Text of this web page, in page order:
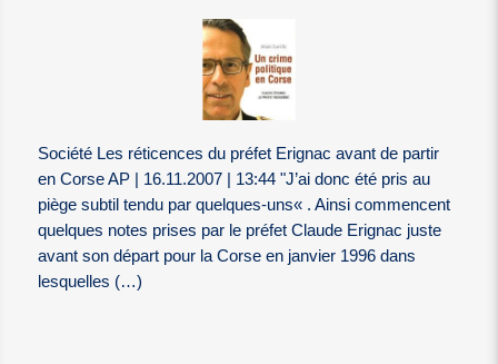
Société Les réticences du préfet Erignac avant de partir
en Corse AP | 16.11.2007 | 13:44 "J’ai donc été pris au
piège subtil tendu par quelques-uns« . Ainsi commencent
quelques notes prises par le préfet Claude Erignac juste
avant son départ pour la Corse en janvier 1996 dans
lesquelles (…)